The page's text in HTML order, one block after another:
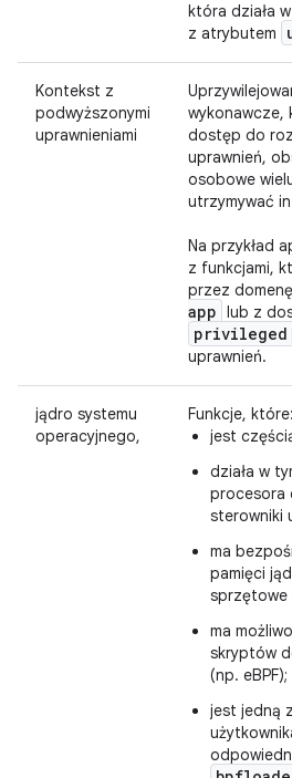
która działa
z atrybutem
Kontekst z
podwyższonymi
uprawnieniami
wykonawcze,
dostęp do
uprawnień,
osobowe
utrzymywać
Na przykład
z funkcjami,
przez
app lub z
privileged
uprawnień.
jądro systemu
operacyjnego,
Funkcje, które:
jest
działa w
procesora
sterowniki
ma
pamięci
sprzętowe
ma
skryptów
(np. eBPF);
jest jedną